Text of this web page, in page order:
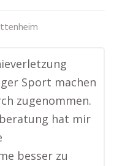
Sport machen
zugenommen.
hat mir
besser zu